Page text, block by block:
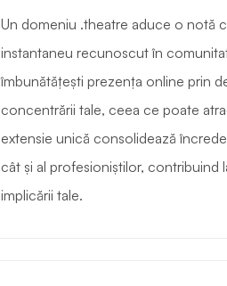
Un domeniu .theatre aduce o notă
instantaneu recunoscut în
îmbunătățești prezența online prin
concentrării tale, ceea ce poate
extensie unică consolidează
cât și al profesioniștilor, contribuind
implicării tale.